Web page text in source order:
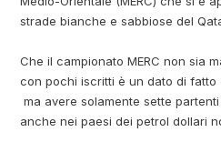
strade bianche e sabbiose del
Che il campionato MERC non sia
con pochi iscritti è un dato di fatto
ma avere solamente sette
anche nei paesi dei petrol dollari